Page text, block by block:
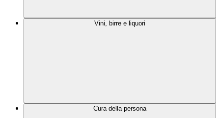
Vini, birre e liquori
Cura della persona